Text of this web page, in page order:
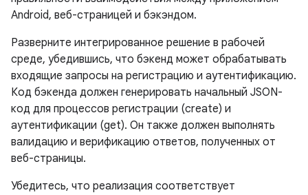
Android, веб-страницей и бэкэндом.
Разверните интегрированное решение в рабочей
среде, убедившись, что бэкенд может обрабатывать
входящие запросы на регистрацию и аутентификацию.
Код бэкенда должен генерировать начальный JSON-
код для процессов регистрации (create) и
аутентификации (get). Он также должен выполнять
валидацию и верификацию ответов, полученных от
веб-страницы.
Убедитесь, что реализация соответствует